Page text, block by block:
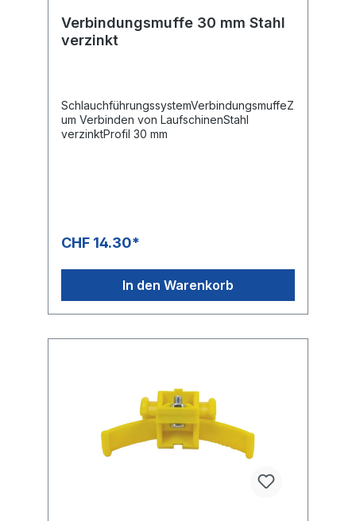
Verbindungsmuffe 30 mm Stahl
verzinkt
SchlauchführungssystemVerbindungsmuffeZ
um Verbinden von LaufschinenStahl
verzinktProfil 30 mm
CHF 14.30*
In den Warenkorb